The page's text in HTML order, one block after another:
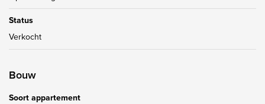
Status
Verkocht
Bouw
Soort appartement